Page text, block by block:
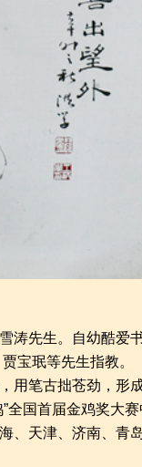
涛先生。自幼酷爱
宝珉等先生指教。
用笔古拙苍劲，形
国首届金鸡奖大
、天津、济南、青